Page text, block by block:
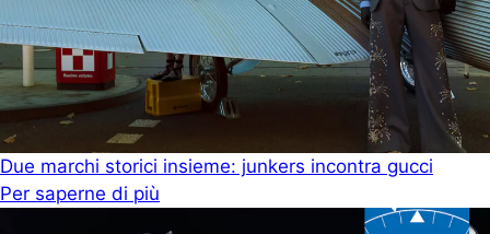
Due marchi storici insieme: junkers incontra gucci
Per saperne di più